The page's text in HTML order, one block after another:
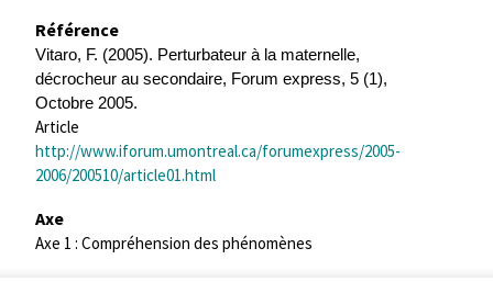
Référence
Vitaro, F. (2005). Perturbateur à la maternelle,
décrocheur au secondaire, Forum express, 5 (1),
Octobre 2005.
Article
http://www.iforum.umontreal.ca/forumexpress/2005-
2006/200510/article01.html
Axe
Axe 1 : Compréhension des phénomènes